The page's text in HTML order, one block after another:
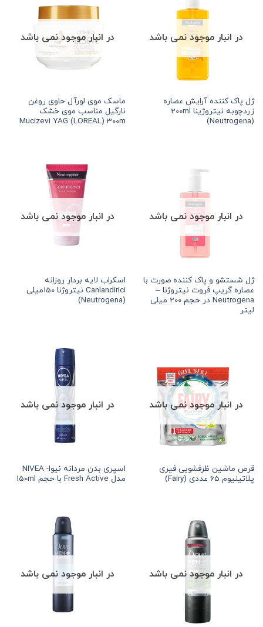
در انبار موجود نمی باشد
ژل پاک کننده آرایش عصاره
زردچوبه نیتروژینا 200ml
(Neutrogena)
در انبار موجود نمی باشد
ماسک موی لورآل حاوی روغن
نارگیل مناسب موی خشک
Mucizevi YAG (LOREAL) 300m
در انبار موجود نمی باشد
ژل شستشو و پاک کننده صورت با
عصاره گریپ فروت نیتروژنا –
Neutrogena در حجم 200 میلی
لیتر
در انبار موجود نمی باشد
اسکراب لایه بردار روزانه
Canlandirici نیتروژنا 150میلی
(Neutrogena)
در انبار موجود نمی باشد
قرص ماشین ظرفشویی فیری
پلاتینیوم 65 عددی (Fairy)
در انبار موجود نمی باشد
اسپری بدن مردانه نيوا- NIVEA
مدل Fresh Active با حجم 150ml
در انبار موجود نمی باشد در انبار موجود نمی باشد